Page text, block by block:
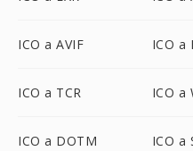
ICO a AVIF ICO a
ICO a TCR ICO a
ICO a DOTM ICO a